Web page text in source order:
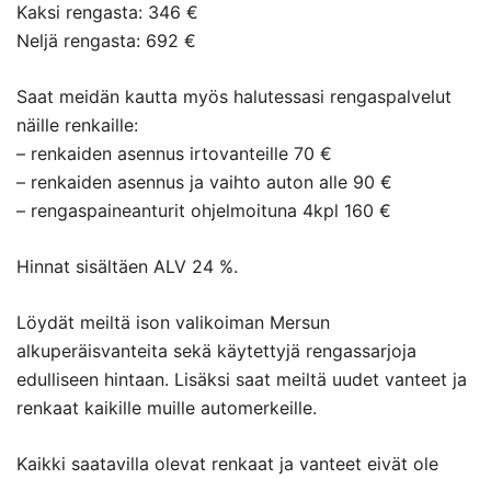
Kaksi rengasta: 346 €
Neljä rengasta: 692 €
Saat meidän kautta myös halutessasi rengaspalvelut
näille renkaille:
– renkaiden asennus irtovanteille 70 €
– renkaiden asennus ja vaihto auton alle 90 €
– rengaspaineanturit ohjelmoituna 4kpl 160 €
Hinnat sisältäen ALV 24 %.
Löydät meiltä ison valikoiman Mersun
alkuperäisvanteita sekä käytettyjä rengassarjoja
edulliseen hintaan. Lisäksi saat meiltä uudet vanteet ja
renkaat kaikille muille automerkeille.
Kaikki saatavilla olevat renkaat ja vanteet eivät ole